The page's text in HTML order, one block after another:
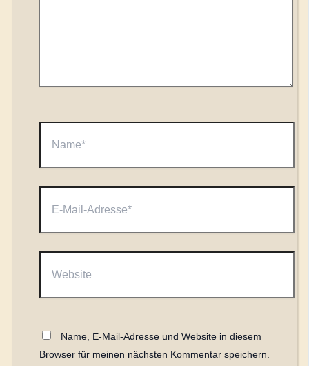
Mail-
Name, E-Mail-Adresse und Website in diesem
Browser für meinen nächsten Kommentar speichern.